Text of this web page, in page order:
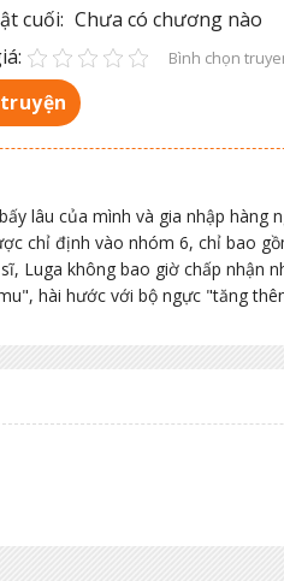
cuối: Chưa có chương nào
Bình chọn
lâu của mình và gia nhập hàng
chỉ định vào nhóm 6, chỉ bao
Luga không bao giờ chấp nhận
hài hước với bộ ngực "tăng